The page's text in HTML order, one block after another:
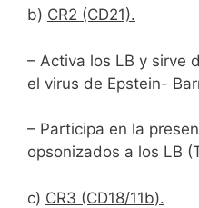
b) CR2 (CD21).
– Activa los LB y sirve
el virus de Epstein-
– Participa en la
opsonizados a los LB
c) CR3 (CD18/11b).